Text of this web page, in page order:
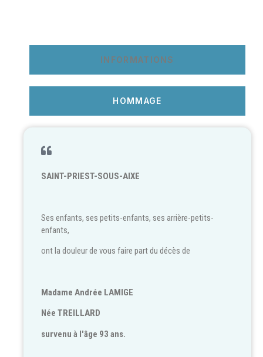
INFORMATIONS
HOMMAGE
SAINT-PRIEST-SOUS-AIXE
Ses enfants, ses petits-enfants, ses arrière-petits-
enfants,
ont la douleur de vous faire part du décès de
Madame Andrée LAMIGE
Née TREILLARD
survenu à l'âge 93 ans.